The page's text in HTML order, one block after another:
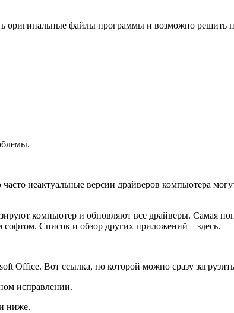
оригинальные файлы программы и возможно решить
неактуальные версии драйверов компьютера
компьютер и обновляют все драйверы. Самая
Список и обзор других приложений – здесь.
Office. Вот ссылка, по которой можно сразу
исправлении.
ниже.